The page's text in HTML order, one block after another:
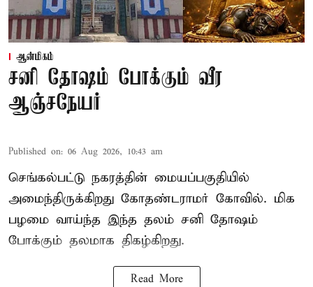
ஆன்மிகம்
சனி தோஷம் போக்கும் வீர
ஆஞ்சநேயர்
Published on: 06 Aug 2026, 10:43 am
செங்கல்பட்டு நகரத்தின் மையப்பகுதியில்
அமைந்திருக்கிறது கோதண்டராமர் கோவில். மிக
பழமை வாய்ந்த இந்த தலம் சனி தோஷம்
போக்கும் தலமாக திகழ்கிறது.
Read More